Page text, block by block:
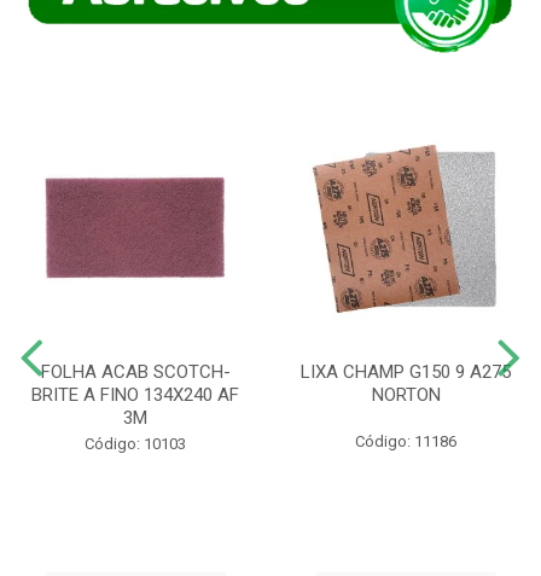
FOLHA ACAB SCOTCH-
BRITE A FINO 134X240 AF
3M
Código: 10103
LIXA CHAMP G150 9 A275
NORTON
Código: 11186